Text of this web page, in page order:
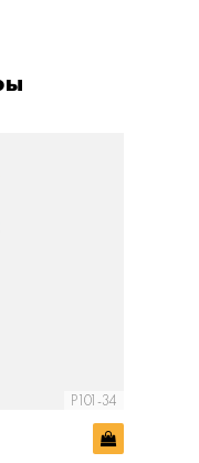
P101-34